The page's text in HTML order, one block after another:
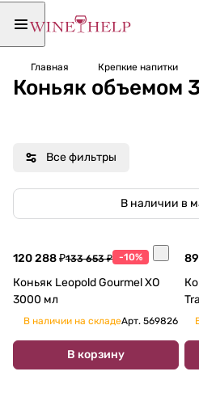
Главная Крепкие напитки
Коньяк объемом
Все фильтры
В наличии в
120 288 ₽133 653 ₽ -10%
Коньяк Leopold Gourmel ХО
3000 мл
В наличии на складеАрт. 569826
В корзину